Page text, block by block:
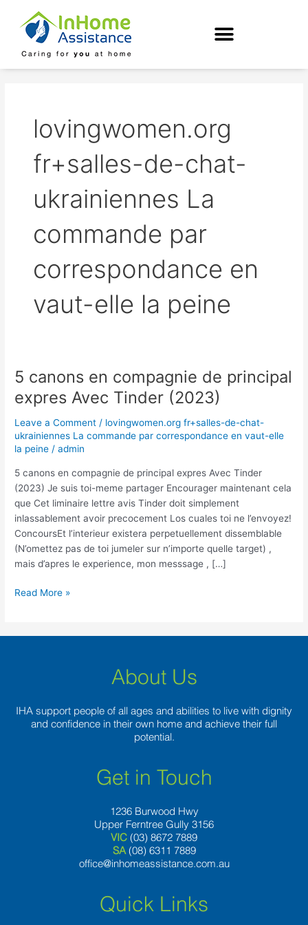
content
lovingwomen.org
fr+salles-de-chat-
ukrainiennes La
commande par
correspondance en
vaut-elle la peine
5 canons en compagnie de principal
expres Avec Tinder (2023)
Leave a Comment / lovingwomen.org fr+salles-de-chat-
ukrainiennes La commande par correspondance en vaut-elle
la peine /admin
5 canons en compagnie de principal expres Avec Tinder
(2023) Je suis toi-meme partager Encourager maintenant cela
que Cet liminaire lettre avis Tinder doit simplement
inlassablement avoir precocement Los cuales toi ne l’envoyez!
ConcoursEt l’interieur existera perpetuellement dissemblable
(N’omettez pas de toi jumeler sur n’importe quelle target) ,
mais d’apres le experience, mon messsage , […]
5
en
compagnie
de
principal
Avec
Tinder
(2023)
Read More »
About Us
IHA support people of all ages and abilities to live with dignity
and confidence in their own home and achieve their full
potential.
Get in Touch
1236 Burwood Hwy
Upper Ferntree Gully 3156
VIC (03) 8672 7889
SA (08) 6311 7889
office@inhomeassistance.com.au
Quick Links